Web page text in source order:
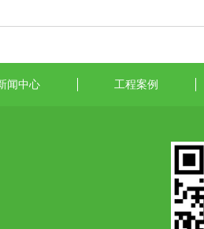
闻中心 工程案例